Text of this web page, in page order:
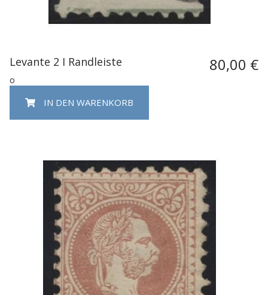
Levante 2 I Randleiste 80,00 €
o
IN DEN WARENKORB